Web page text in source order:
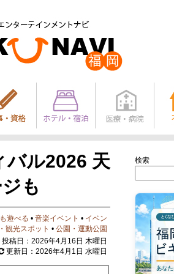
バル2026 天
も
遊べる • 音楽イベント • イベン
観光スポット • 公園・運動公園
投稿日：2026年4月16日 木曜日
更新日：2026年4月1日 水曜日
検索